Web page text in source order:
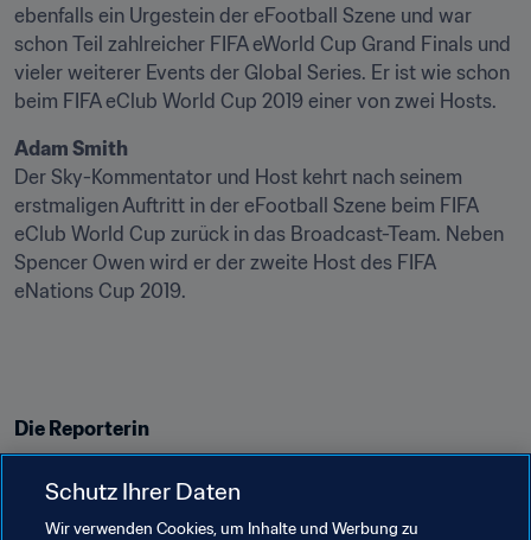
ebenfalls ein Urgestein der eFootball Szene und war
schon Teil zahlreicher FIFA eWorld Cup Grand Finals und
vieler weiterer Events der Global Series. Er ist wie schon
beim FIFA eClub World Cup 2019 einer von zwei Hosts.
Adam Smith
Der Sky-Kommentator und Host kehrt nach seinem
erstmaligen Auftritt in der eFootball Szene beim FIFA
eClub World Cup zurück in das Broadcast-Team. Neben
Spencer Owen wird er der zweite Host des FIFA
eNations Cup 2019.
Die Reporterin
Die gebürtige Amerikanerin wird in ihrer Rolle die Spieler
Schutz Ihrer Daten
Wir verwenden Cookies, um Inhalte und Werbung zu